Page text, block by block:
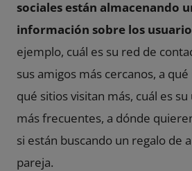
sociales están almacenando
información sobre los
ejemplo, cuál es su red de
sus amigos más cercanos, a
qué sitios visitan más, cuál es
más frecuentes, a dónde
si están buscando un regalo de
pareja.